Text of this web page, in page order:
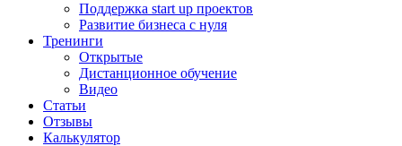
Поддержка start up проектов
Развитие бизнеса с нуля
Тренинги
Открытые
Дистанционное обучение
Видео
Статьи
Отзывы
Калькулятор